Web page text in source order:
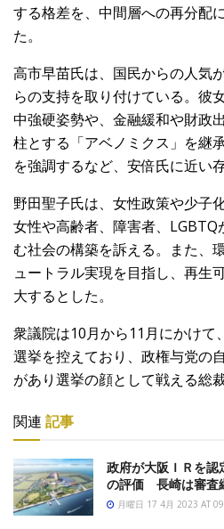
する格差を、中間層への再分配
た。
高市早苗氏は、国民からの人気
らの支持を取り付けている。彼
中強硬姿勢や、金融緩和や財政
柱とする「アベノミクス」を継
を強調するなど、安倍氏に近い
野田聖子氏は、女性政策や少子
女性や高齢者、障害者、LGBTQ
む社会の構築を訴える。また、
ュートラル実現を目指し、再生
大するとした。
衆議院は10月から11月にかけて
選挙を控えており、政権与党の
があり選挙の顔として戦える総
関連 記事
政府が大阪ＩＲを
の評価 長崎は審査
月曜日 17 4月 2023 AT